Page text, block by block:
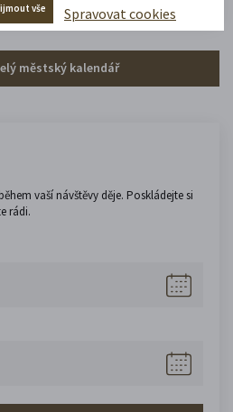
městský kalendář
vaší návštěvy děje. Poskládejte si
rádi.
vše Spravovat cookies